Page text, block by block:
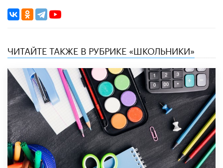
ЧИТАЙТЕ ТАКЖЕ В РУБРИКЕ «ШКОЛЬНИКИ»